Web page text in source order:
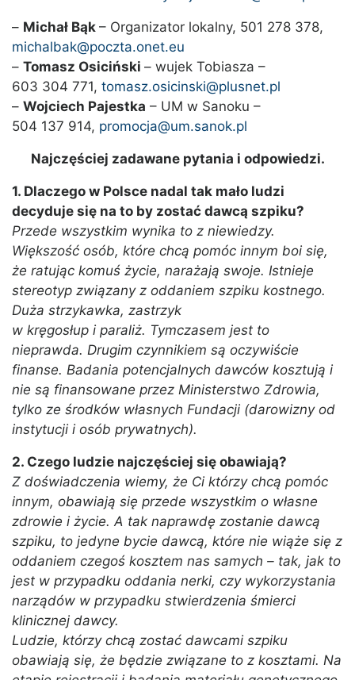
– Michał Bąk – Organizator lokalny, 501 278 378,
michalbak@poczta.onet.eu
– Tomasz Osiciński – wujek Tobiasza –
603 304 771, tomasz.osicinski@plusnet.pl
– Wojciech Pajestka – UM w Sanoku –
504 137 914, promocja@um.sanok.pl
Najczęściej zadawane pytania i odpowiedzi.
1. Dlaczego w Polsce nadal tak mało ludzi
decyduje się na to by zostać dawcą szpiku?
Przede wszystkim wynika to z niewiedzy.
Większość osób, które chcą pomóc innym boi się,
że ratując komuś życie, narażają swoje. Istnieje
stereotyp związany z oddaniem szpiku kostnego.
Duża strzykawka, zastrzyk
w kręgosłup i paraliż. Tymczasem jest to
nieprawda. Drugim czynnikiem są oczywiście
finanse. Badania potencjalnych dawców kosztują i
nie są finansowane przez Ministerstwo Zdrowia,
tylko ze środków własnych Fundacji (darowizny od
instytucji i osób prywatnych).
2. Czego ludzie najczęściej się obawiają?
Z doświadczenia wiemy, że Ci którzy chcą pomóc
innym, obawiają się przede wszystkim o własne
zdrowie i życie. A tak naprawdę zostanie dawcą
szpiku, to jedyne bycie dawcą, które nie wiąże się z
oddaniem czegoś kosztem nas samych – tak, jak to
jest w przypadku oddania nerki, czy wykorzystania
narządów w przypadku stwierdzenia śmierci
klinicznej dawcy.
Ludzie, którzy chcą zostać dawcami szpiku
obawiają się, że będzie związane to z kosztami. Na